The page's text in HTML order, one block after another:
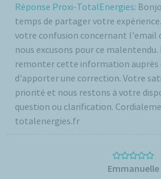
Réponse Proxi-TotalEnergies:
temps de partager votre
votre confusion concernant l'email
nous excusons pour ce
remonter cette information auprès
d'apporter une correction. Votre
priorité et nous restons à votre
question ou clarification.
totalenergies.fr
Emmanuelle